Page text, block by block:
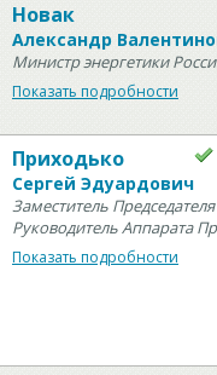
Новак
Александр
Министр энергетики
Показать подробности
Приходько
Сергей Эдуардович
Заместитель
Руководитель Аппарата
Показать подробности